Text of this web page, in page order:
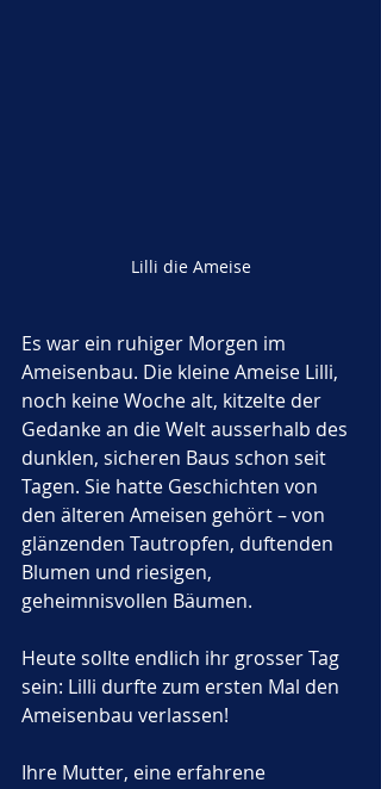
Lilli die Ameise
Es war ein ruhiger Morgen im
Ameisenbau. Die kleine Ameise Lilli,
noch keine Woche alt, kitzelte der
Gedanke an die Welt ausserhalb des
dunklen, sicheren Baus schon seit
Tagen. Sie hatte Geschichten von
den älteren Ameisen gehört – von
glänzenden Tautropfen, duftenden
Blumen und riesigen,
geheimnisvollen Bäumen.
Heute sollte endlich ihr grosser Tag
sein: Lilli durfte zum ersten Mal den
Ameisenbau verlassen!
Ihre Mutter, eine erfahrene